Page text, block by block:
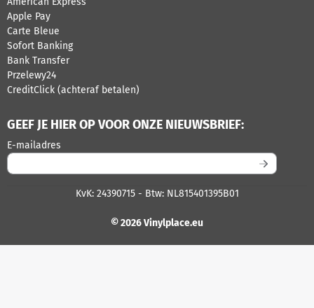
Apple Pay
Carte Bleue
Sofort Banking
Bank Transfer
Przelewy24
CreditClick (achteraf betalen)
GEEF JE HIER OP VOOR ONZE NIEUWSBRIEF:
E-mailadres
KvK: 24390715 - Btw: NL815401395B01
© 2026 Vinylplace.eu